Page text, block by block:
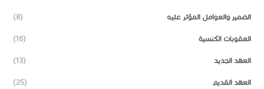
الضمير والعوامل المؤثر عليه (8)
العقوبات الكنسية (16)
العهد الجديد (13)
العهد القديم (25)